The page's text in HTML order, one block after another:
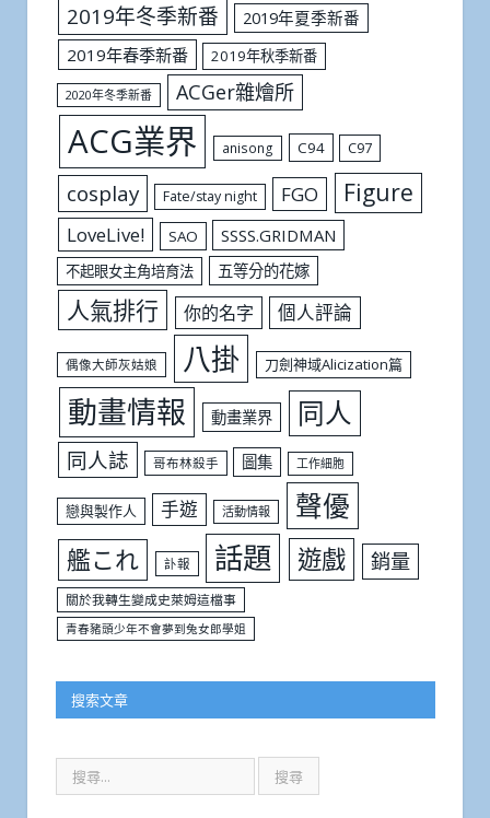
2019年冬季新番
2019年夏季新番
2019年春季新番
2019年秋季新番
2020年冬季新番 ACGer雜燴所
ACG業界 anisong C94 C97
cosplay Fate/stay night FGO Figure
LoveLive! SAO SSSS.GRIDMAN
不起眼女主角培育法 五等分的花嫁
人氣排行 你的名字 個人評論
偶像大師灰姑娘 八掛 刀劍神域Alicization篇
動畫情報 動畫業界 同人
同人誌 哥布林殺手 圖集 工作細胞
戀與製作人 手遊 活動情報 聲優
艦これ 訃報 話題 遊戲 銷量
關於我轉生變成史萊姆這檔事
青春豬頭少年不會夢到兔女郎學姐
搜索文章